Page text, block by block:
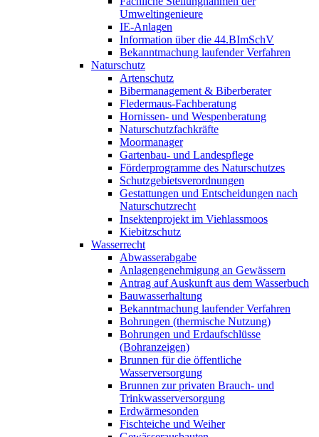
Umweltingenieure
IE-Anlagen
Information über die 44.BImSchV
Bekanntmachung laufender Verfahren
Naturschutz
Artenschutz
Bibermanagement & Biberberater
Fledermaus-Fachberatung
Hornissen- und Wespenberatung
Naturschutzfachkräfte
Moormanager
Gartenbau- und Landespflege
Förderprogramme des Naturschutzes
Schutzgebietsverordnungen
Gestattungen und Entscheidungen nach
Naturschutzrecht
Insektenprojekt im Viehlassmoos
Kiebitzschutz
Wasserrecht
Abwasserabgabe
Anlagengenehmigung an Gewässern
Antrag auf Auskunft aus dem Wasserbuch
Bauwasserhaltung
Bekanntmachung laufender Verfahren
Bohrungen (thermische Nutzung)
Bohrungen und Erdaufschlüsse
(Bohranzeigen)
Brunnen für die öffentliche
Wasserversorgung
Brunnen zur privaten Brauch- und
Trinkwasserversorgung
Erdwärmesonden
Fischteiche und Weiher